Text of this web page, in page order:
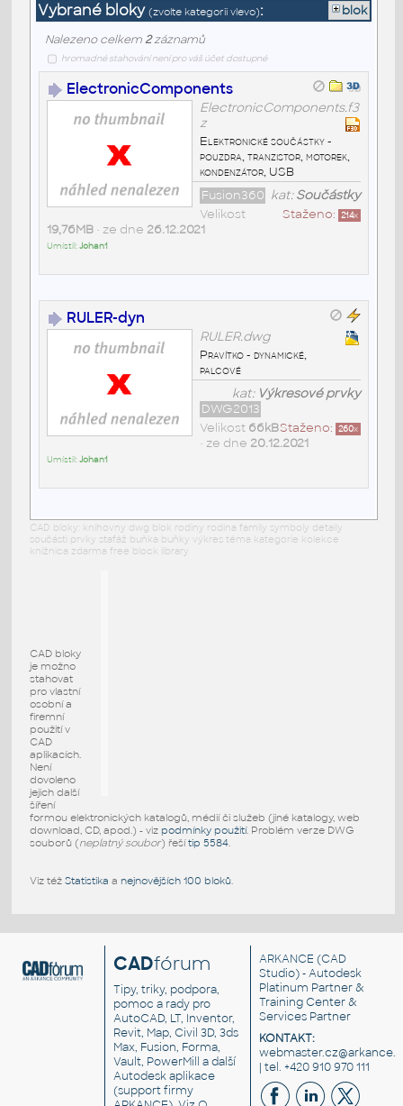
Vybrané bloky (zvolte kategorii vlevo): blok
Nalezeno celkem 2záznamů
hromadné stahování není pro váš účet dostupné
ElectronicComponents
ElectronicComponents.f3
z
Elektronické součástky -
pouzdra, tranzistor, motorek,
kondenzátor, USB
kat:Součástky
Fusion360
Staženo: 214x
Velikost
19,76MB• ze dne 26.12.2021
Umístil:Johan1
RULER-dyn
RULER.dwg
Pravítko - dynamické,
palcové
kat: Výkresové prvky
DWG2013
Staženo: 260x
Velikost 66kB
• ze dne 20.12.2021
Umístil:Johan1
CAD bloky: knihovny dwg blok rodiny rodina family symboly detaily
součásti prvky stafáž buňka buňky výkres téma kategorie kolekce
knižnica zdarma free block library
CAD bloky
je možno
stahovat
pro vlastní
osobní a
firemní
použití v
CAD
aplikacích.
Není
dovoleno
jejich další
šíření
formou elektronických katalogů, médií či služeb (jiné katalogy, web
download, CD, apod.) - viz podmínky použití. Problém verze DWG
souborů (neplatný soubor) řešítip 5584.
Viz též Statistika a nejnovějších 100 bloků.
CADfórum
Tipy, triky, podpora,
pomoc a rady pro
AutoCAD, LT, Inventor,
Revit, Map, Civil 3D, 3ds
Max, Fusion, Forma,
Vault, PowerMill a další
Autodesk aplikace
(support firmy
ARKANCE (CAD
Studio) - Autodesk
Platinum Partner &
Training Center &
Services Partner
KONTAKT:
| tel. +420 910 970 111